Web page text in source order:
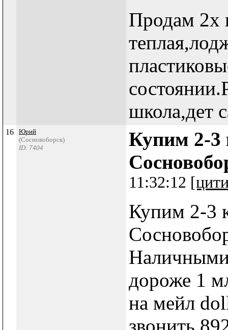
Продам 2х
школа,дет
16
Юрий
(Сосновоборск)
ID: 7404
Купим 2-3
11:32:12
Купим 2-3
дороже 1
на мейл
звонить